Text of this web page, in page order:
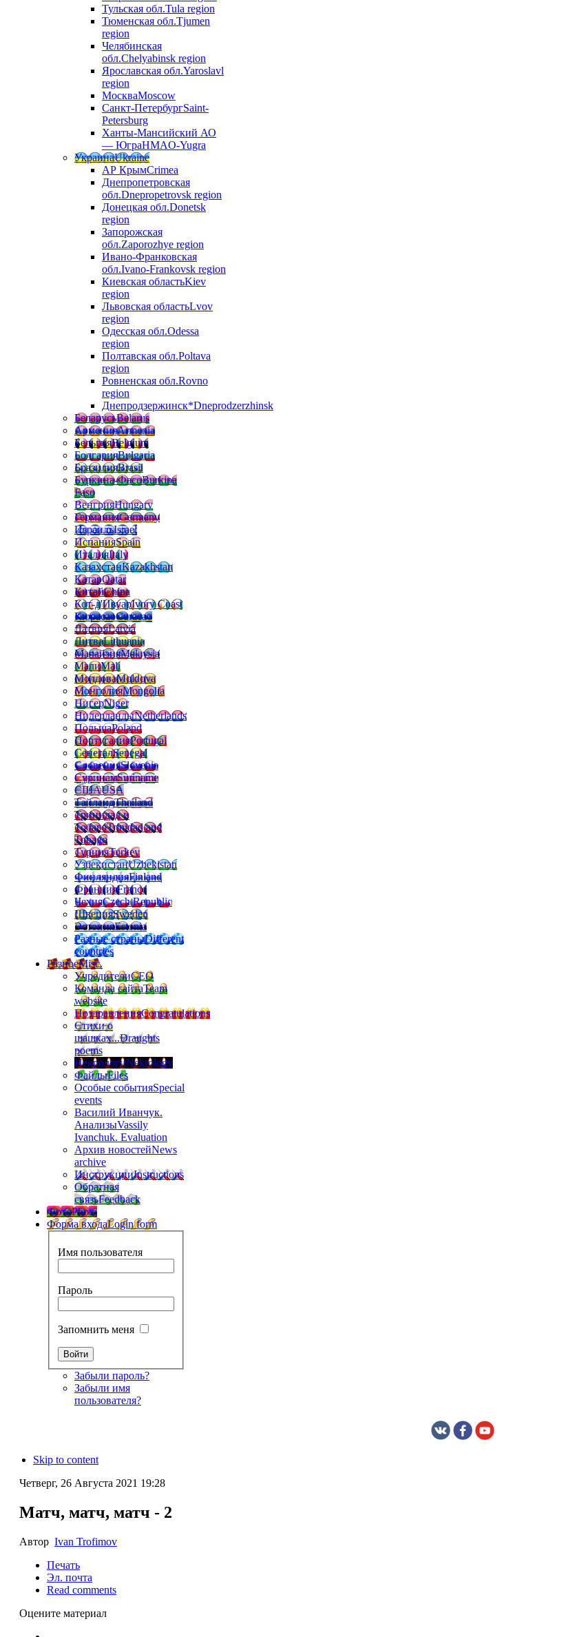
Тульская обл.Tula region
Тюменская обл.Tjumen
region
Челябинская
обл.Chelyabinsk region
Ярославская обл.Yaroslavl
region
МоскваMoscow
Санкт-ПетербургSaint-
Petersburg
Ханты-Мансийский АО
— ЮграHMAO-Yugra
УкраинаUkraine
АР КрымCrimea
Днепропетровская
обл.Dnepropetrovsk region
Донецкая обл.Donetsk
region
Запорожская
обл.Zaporozhye region
Ивано-Франковская
обл.Ivano-Frankovsk region
Киевская областьKiev
region
Львовская областьLvov
region
Одесская обл.Odessa
region
Полтавская обл.Poltava
region
Ровненская обл.Rovno
region
Днепродзержинск*Dneprodzerzhinsk
БеларусьBelarus
АрменияArmenia
БельгияBelgium
БолгарияBulgaria
БразилияBrasil
Буркина-ФасоBurkina
Faso
ВенгрияHungary
ГерманияGermany
ИзраильIsrael
ИспанияSpain
ИталияItaly
КазахстанKazakhstan
КатарQatar
КитайChina
Кот-д'ИвуарIvory Coast
КюрасаоCuracao
ЛатвияLatvia
ЛитваLithuania
МалайзияMalaysia
МалиMali
МолдоваMoldova
МонголияMongolia
НигерNiger
НидерландыNetherlands
ПольшаPoland
ПортугалияPortugal
СенегалSenegal
СловенияSlovenia
СуринамSuriname
СШАUSA
ТайландThailand
Тринидад и
ТобагоTrinidad and
Tobago
ТурцияTurkey
УзбекистанUzbekistan
ФинляндияFinland
ФранцияFrance
ЧехияCzech Republic
ШвецияSweden
ЭстонияEstonia
Разные страныDifferent
countries
РазноеMisc.
УчредителиCEO
Команда сайтаTeam
website
ПоздравленияCongratulations
Стихи о
шашках...Draughts
poems
НекрологиNekrology
ФайлыFiles
Особые событияSpecial
events
Василий Иванчук.
АнализыVassily
Ivanchuk. Evaluation
Архив новостейNews
archive
ИнструкцииInstructions
Обратная
связьFeedback
ФотоPhoto
Форма входаLogin form
Имя пользователя
Пароль
Запомнить меня
Забыли пароль?
Забыли имя
пользователя?
Skip to content
Четверг, 26 Августа 2021 19:28
Матч, матч, матч - 2
Автор Ivan Trofimov
Печать
Эл. почта
Read comments
Оцените материал